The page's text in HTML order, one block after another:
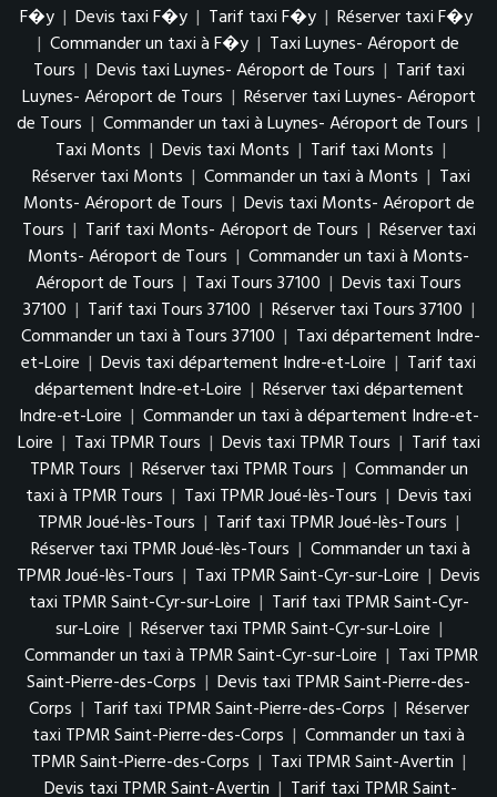
F�y | Devis taxi F�y | Tarif taxi F�y | Réserver taxi F�y
| Commander un taxi à F�y | Taxi Luynes- Aéroport de
Tours | Devis taxi Luynes- Aéroport de Tours | Tarif taxi
Luynes- Aéroport de Tours | Réserver taxi Luynes- Aéroport
de Tours | Commander un taxi à Luynes- Aéroport de Tours |
Taxi Monts | Devis taxi Monts | Tarif taxi Monts |
Réserver taxi Monts | Commander un taxi à Monts | Taxi
Monts- Aéroport de Tours | Devis taxi Monts- Aéroport de
Tours | Tarif taxi Monts- Aéroport de Tours | Réserver taxi
Monts- Aéroport de Tours | Commander un taxi à Monts-
Aéroport de Tours | Taxi Tours 37100 | Devis taxi Tours
37100 | Tarif taxi Tours 37100 | Réserver taxi Tours 37100 |
Commander un taxi à Tours 37100 | Taxi département Indre-
et-Loire | Devis taxi département Indre-et-Loire | Tarif taxi
département Indre-et-Loire | Réserver taxi département
Indre-et-Loire | Commander un taxi à département Indre-et-
Loire | Taxi TPMR Tours | Devis taxi TPMR Tours | Tarif taxi
TPMR Tours | Réserver taxi TPMR Tours | Commander un
taxi à TPMR Tours | Taxi TPMR Joué-lès-Tours | Devis taxi
TPMR Joué-lès-Tours | Tarif taxi TPMR Joué-lès-Tours |
Réserver taxi TPMR Joué-lès-Tours | Commander un taxi à
TPMR Joué-lès-Tours | Taxi TPMR Saint-Cyr-sur-Loire | Devis
taxi TPMR Saint-Cyr-sur-Loire | Tarif taxi TPMR Saint-Cyr-
sur-Loire | Réserver taxi TPMR Saint-Cyr-sur-Loire |
Commander un taxi à TPMR Saint-Cyr-sur-Loire | Taxi TPMR
Saint-Pierre-des-Corps | Devis taxi TPMR Saint-Pierre-des-
Corps | Tarif taxi TPMR Saint-Pierre-des-Corps | Réserver
taxi TPMR Saint-Pierre-des-Corps | Commander un taxi à
TPMR Saint-Pierre-des-Corps | Taxi TPMR Saint-Avertin |
Devis taxi TPMR Saint-Avertin | Tarif taxi TPMR Saint-